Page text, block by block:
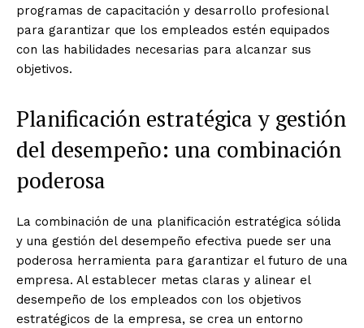
programas de capacitación y desarrollo profesional
para garantizar que los empleados estén equipados
con las habilidades necesarias para alcanzar sus
objetivos.
Planificación estratégica y gestión
del desempeño: una combinación
poderosa
La combinación de una planificación estratégica sólida
y una gestión del desempeño efectiva puede ser una
poderosa herramienta para garantizar el futuro de una
empresa. Al establecer metas claras y alinear el
desempeño de los empleados con los objetivos
estratégicos de la empresa, se crea un entorno